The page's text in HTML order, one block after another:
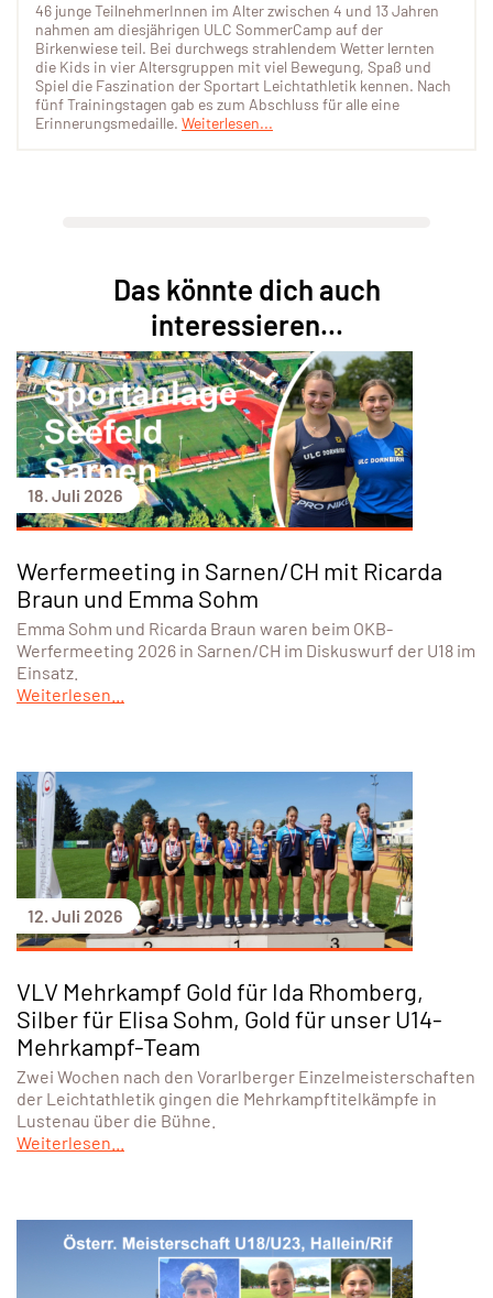
46 junge TeilnehmerInnen im Alter zwischen 4 und 13 Jahren
nahmen am diesjährigen ULC SommerCamp auf der
Birkenwiese teil. Bei durchwegs strahlendem Wetter lernten
die Kids in vier Altersgruppen mit viel Bewegung, Spaß und
Spiel die Faszination der Sportart Leichtathletik kennen. Nach
fünf Trainingstagen gab es zum Abschluss für alle eine
Erinnerungsmedaille. Weiterlesen...
Das könnte dich auch
interessieren...
18. Juli 2026
Werfermeeting in Sarnen/CH mit Ricarda
Braun und Emma Sohm
Emma Sohm und Ricarda Braun waren beim OKB-
Werfermeeting 2026 in Sarnen/CH im Diskuswurf der U18 im
Einsatz.
Weiterlesen...
12. Juli 2026
VLV Mehrkampf Gold für Ida Rhomberg,
Silber für Elisa Sohm, Gold für unser U14-
Mehrkampf-Team
Zwei Wochen nach den Vorarlberger Einzelmeisterschaften
der Leichtathletik gingen die Mehrkampftitelkämpfe in
Lustenau über die Bühne.
Weiterlesen...